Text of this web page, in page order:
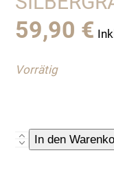
59,90 €
Vorrätig
Kissenhülle,
In den